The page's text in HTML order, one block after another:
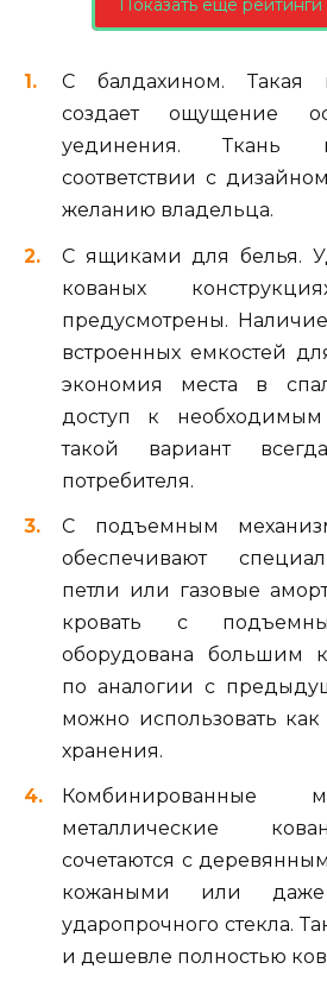
Показать еще рейтинги
С балдахином. Такая
создает ощущение
уединения. Ткань
соответствии с
желанию владельца.
С ящиками для белья.
кованых
предусмотрены.
встроенных емкостей
экономия места в
доступ к
такой вариант
потребителя.
С подъемным
обеспечивают
петли или газовые
кровать с
оборудована большим
по аналогии с
можно использовать
хранения.
Комбинированные
металлические
сочетаются с
кожаными или
ударопрочного стекла.
и дешевле полностью